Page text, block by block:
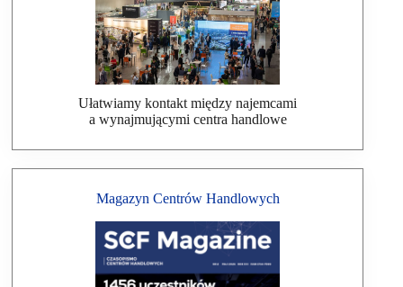
Ułatwiamy kontakt między najemcami
a wynajmującymi centra handlowe
Magazyn Centrów Handlowych